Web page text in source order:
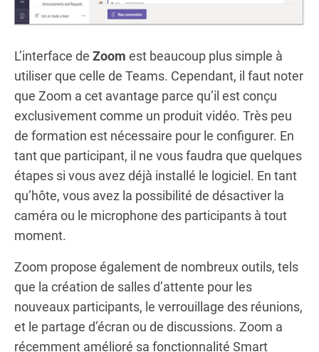
L’interface de Zoom est beaucoup plus simple à
utiliser que celle de Teams. Cependant, il faut noter
que Zoom a cet avantage parce qu’il est conçu
exclusivement comme un produit vidéo. Très peu
de formation est nécessaire pour le configurer. En
tant que participant, il ne vous faudra que quelques
étapes si vous avez déjà installé le logiciel. En tant
qu’hôte, vous avez la possibilité de désactiver la
caméra ou le microphone des participants à tout
moment.
Zoom propose également de nombreux outils, tels
que la création de salles d’attente pour les
nouveaux participants, le verrouillage des réunions,
et le partage d’écran ou de discussions. Zoom a
récemment amélioré sa fonctionnalité Smart